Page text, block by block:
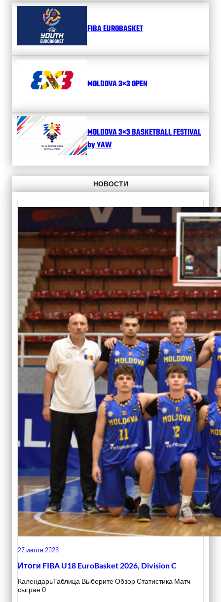
FIBA EUROBASKET
MOLDOVA 3×3 OPEN
MOLDOVA 3×3 BASKETBALL FESTIVAL
by YAW
НОВОСТИ
27 июля 2026
Итоги FIBA U18 EuroBasket 2026, Division C
КалендарьТаблица Выберите Обзор Статистика Матч
сыгран 0